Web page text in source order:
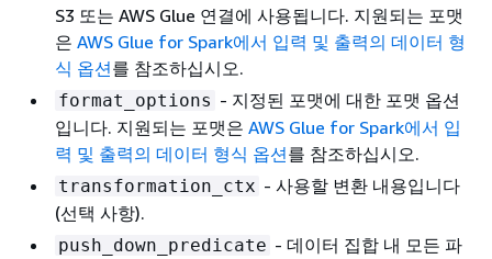
S3 또는 AWS Glue 연결에 사용됩니다. 지원되는 포맷
은 AWS Glue for Spark에서 입력 및 출력의 데이터 형
식 옵션를 참조하십시오.
format_options - 지정된 포맷에 대한 포맷 옵션
입니다. 지원되는 포맷은 AWS Glue for Spark에서 입
력 및 출력의 데이터 형식 옵션를 참조하십시오.
transformation_ctx - 사용할 변환 내용입니다
(선택 사항).
push_down_predicate - 데이터 집합 내 모든 파